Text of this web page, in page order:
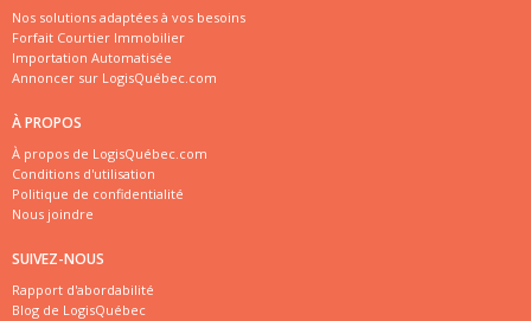
Nos solutions adaptées à vos besoins
Forfait Courtier Immobilier
Importation Automatisée
Annoncer sur LogisQuébec.com
À PROPOS
À propos de LogisQuébec.com
Conditions d'utilisation
Politique de confidentialité
Nous joindre
SUIVEZ-NOUS
Rapport d'abordabilité
Blog de LogisQuébec